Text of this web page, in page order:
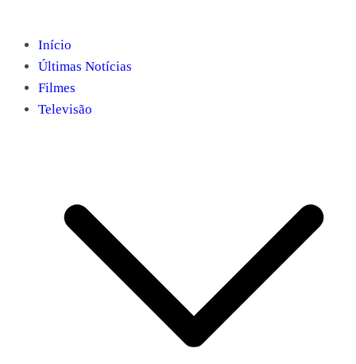
Início
Últimas Notícias
Filmes
Televisão